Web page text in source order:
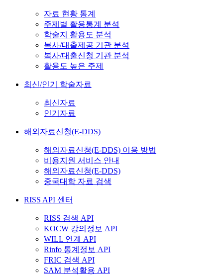
자료 현황 통계
주제별 활용통계 분석
학술지 활용도 분석
복사/대출제공 기관 분석
복사/대출신청 기관 분석
활용도 높은 주제
최신/인기 학술자료
최신자료
인기자료
해외자료신청(E-DDS)
해외자료신청(E-DDS) 이용 방법
비용지원 서비스 안내
해외자료신청(E-DDS)
중국대학 자료 검색
RISS API 센터
RISS 검색 API
KOCW 강의정보 API
WILL 연계 API
Rinfo 통계정보 API
FRIC 검색 API
SAM 분석활용 API